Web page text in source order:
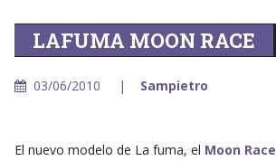
LAFUMA MOON RACE
03/06/2010 Sampietro
El nuevo modelo de La fuma, el Moon Race